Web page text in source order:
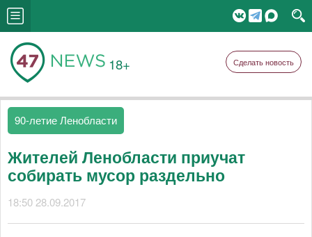
18+ Сделать новость
90-летие Ленобласти
Жителей Ленобласти приучат
собирать мусор раздельно
18:50 28.09.2017